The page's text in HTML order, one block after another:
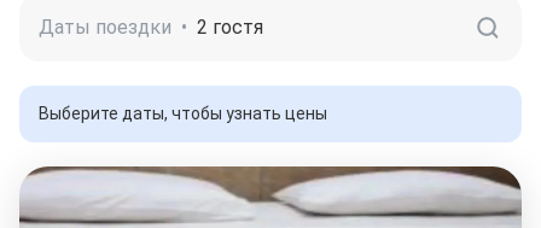
Даты поездки • 2 гостя
Выберите даты, чтобы узнать цены